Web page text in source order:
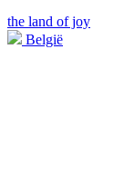
the land of joy
België